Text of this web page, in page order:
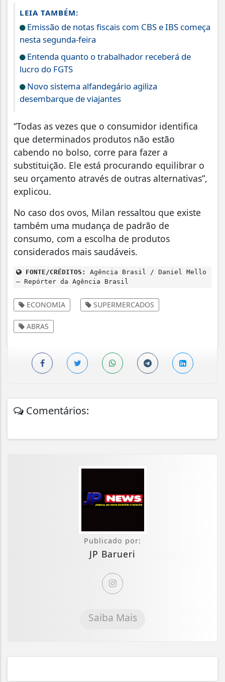
LEIA TAMBÉM:
Emissão de notas fiscais com CBS e IBS começa
nesta segunda-feira
Entenda quanto o trabalhador receberá de
lucro do FGTS
Novo sistema alfandegário agiliza
desembarque de viajantes
“Todas as vezes que o consumidor identifica
que determinados produtos não estão
cabendo no bolso, corre para fazer a
substituição. Ele está procurando equilibrar o
seu orçamento através de outras alternativas”,
explicou.
No caso dos ovos, Milan ressaltou que existe
também uma mudança de padrão de
consumo, com a escolha de produtos
considerados mais saudáveis.
FONTE/CRÉDITOS:
Agência Brasil / Daniel Mello
– Repórter da Agência Brasil
ECONOMIA SUPERMERCADOS
ABRAS
Comentários:
Publicado por:
JP Barueri
Saiba Mais